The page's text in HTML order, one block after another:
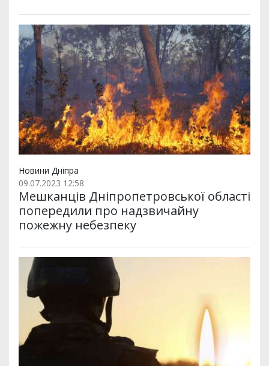
Новини Дніпра
09.07.2023 12:58
Мешканців Дніпропетровської області
попередили про надзвичайну
пожежну небезпеку